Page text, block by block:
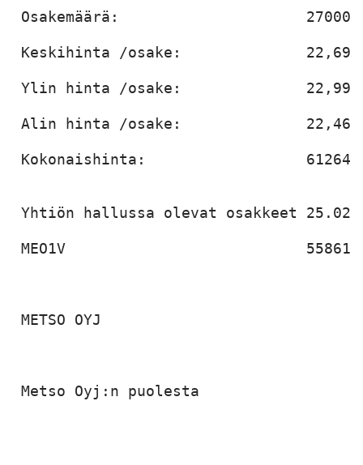
Osakemäärä:
Keskihinta /osake:
Ylin hinta /osake:
Alin hinta /osake:
Kokonaishinta:
Yhtiön hallussa olevat osakkeet
MEO1V
METSO OYJ
Metso Oyj:n puolesta